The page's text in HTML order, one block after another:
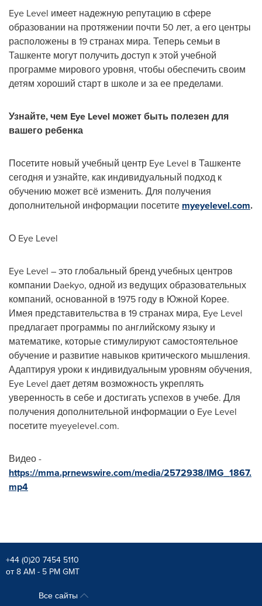
Eye Level имеет надежную репутацию в сфере
образовании на протяжении почти 50 лет, а его центры
расположены в 19 странах мира. Теперь семьи в
Ташкенте могут получить доступ к этой учебной
программе мирового уровня, чтобы обеспечить своим
детям хороший старт в школе и за ее пределами.
Узнайте, чем Eye Level может быть полезен для
вашего ребенка
Посетите новый учебный центр Eye Level в Ташкенте
сегодня и узнайте, как индивидуальный подход к
обучению может всё изменить. Для получения
дополнительной информации посетите myeyelevel.com.
О Eye Level
Eye Level – это глобальный бренд учебных центров
компании Daekyo, одной из ведущих образовательных
компаний, основанной в 1975 году в Южной Корее.
Имея представительства в 19 странах мира, Eye Level
предлагает программы по английскому языку и
математике, которые стимулируют самостоятельное
обучение и развитие навыков критического мышления.
Адаптируя уроки к индивидуальным уровням обучения,
Eye Level дает детям возможность укреплять
уверенность в себе и достигать успехов в учебе. Для
получения дополнительной информации о Eye Level
посетите myeyelevel.com.
Видео-
https://mma.prnewswire.com/media/2572938/IMG_1867.
mp4
+44 (0)20 7454 5110
от 8 AM - 5 PM GMT
Все сайты